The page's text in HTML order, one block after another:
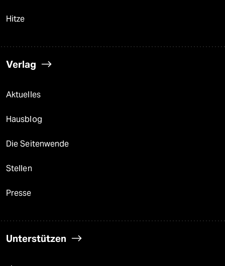
Hitze
Verlag
Aktuelles
Hausblog
Die Seitenwende
Stellen
Presse
Unterstützen